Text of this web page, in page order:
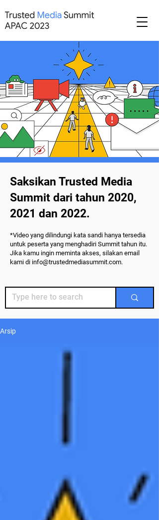
Saksikan Trusted Media
Summit dari tahun 2020,
2021 dan 2022.
*Video yang dilindungi kata sandi hanya tersedia
untuk peserta yang menghadiri Summit tahun itu.
Jika kamu ingin meminta akses, silakan email
kami di info@trustedmediasummit.com.
Arsip